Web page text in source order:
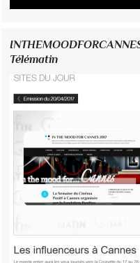
Télématin